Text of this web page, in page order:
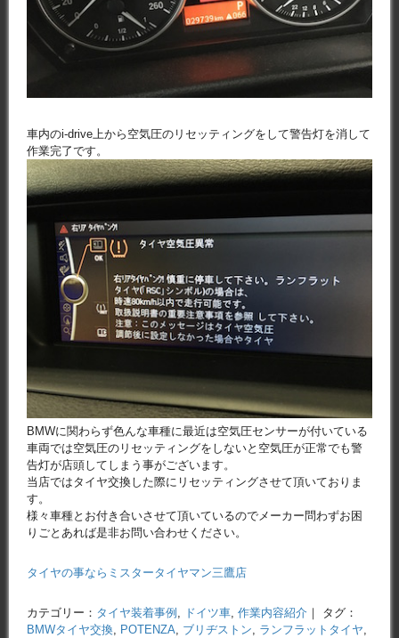
車内のi-drive上から空気圧のリセッティングをして警告灯を消して
作業完了です。
BMWに関わらず色んな車種に最近は空気圧センサーが付いている
車両では空気圧のリセッティングをしないと空気圧が正常でも警
告灯が店頭してしまう事がございます。
当店ではタイヤ交換した際にリセッティングさせて頂いておりま
す。
様々車種とお付き合いさせて頂いているのでメーカー問わずお困
りごとあれば是非お問い合わせください。
タイヤの事ならミスタータイヤマン三鷹店
カテゴリー： タイヤ装着事例 ドイツ車 作業内容紹介 ｜ タグ：
BMWタイヤ交換
POTENZA ブリヂストン ランフラットタイヤ